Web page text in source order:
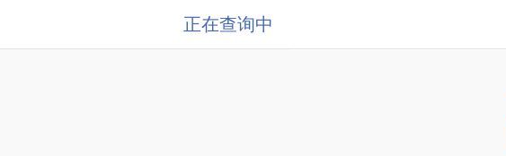
正在查询中